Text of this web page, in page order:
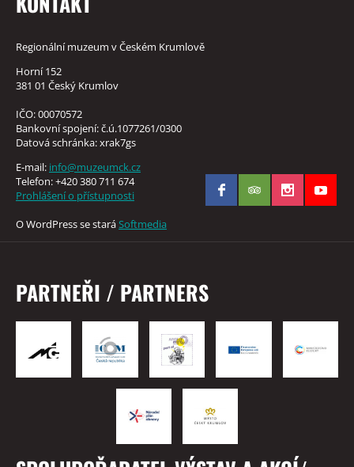
Regionální muzeum v Českém Krumlově
Horní 152
381 01 Český Krumlov
IČO: 00070572
Bankovní spojení: č.ú.1077261/0300
Datová schránka: xrak7gs
E-mail: info@muzeumck.cz
Telefon: +420 380 711 674
Prohlášení o přístupnosti
O WordPress se staráSoftmedia
PARTNEŘI / PARTNERS